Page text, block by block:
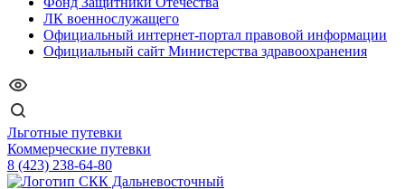
ЛК военнослужащего
Официальный интернет-портал правовой информации
Официальный сайт Министерства здравоохранения
Льготные путевки
Коммерческие путевки
8 (423) 238-64-80